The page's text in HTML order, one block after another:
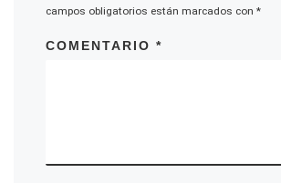
campos obligatorios están marcados con*
COMENTARIO*